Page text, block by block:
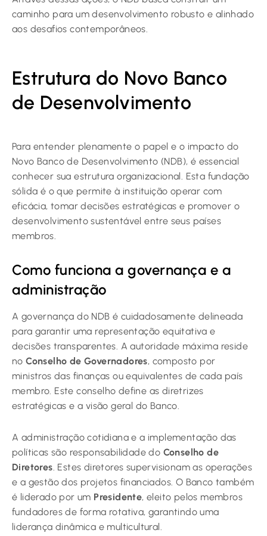
caminho para um desenvolvimento robusto e alinhado
aos desafios contemporâneos.
Estrutura do Novo Banco
de Desenvolvimento
Para entender plenamente o papel e o impacto do
Novo Banco de Desenvolvimento (NDB), é essencial
conhecer sua estrutura organizacional. Esta fundação
sólida é o que permite à instituição operar com
eficácia, tomar decisões estratégicas e promover o
desenvolvimento sustentável entre seus países
membros.
Como funciona a governança e a
administração
A governança do NDB é cuidadosamente delineada
para garantir uma representação equitativa e
decisões transparentes. A autoridade máxima reside
noConselho de Governadores, composto por
ministros das finanças ou equivalentes de cada país
membro. Este conselho define as diretrizes
estratégicas e a visão geral do Banco.
A administração cotidiana e a implementação das
políticas são responsabilidade do Conselho de
Diretores . Estes diretores supervisionam as operações
e a gestão dos projetos financiados. O Banco também
é liderado por um Presidente, eleito pelos membros
fundadores de forma rotativa, garantindo uma
liderança dinâmica e multicultural.